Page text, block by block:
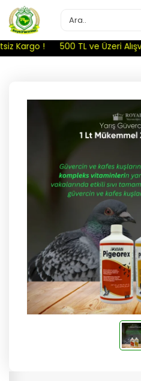
Kargo ! 500 TL ve Üzeri